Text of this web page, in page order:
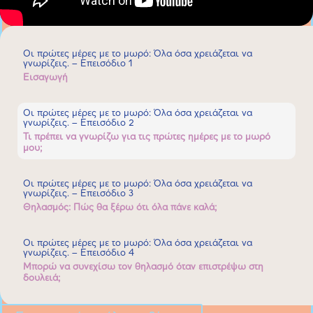
Οι πρώτες μέρες με το μωρό: Όλα όσα χρειάζεται να
γνωρίζεις. – Επεισόδιο 1
Εισαγωγή
Οι πρώτες μέρες με το μωρό: Όλα όσα χρειάζεται να
γνωρίζεις. – Επεισόδιο 2
Τι πρέπει να γνωρίζω για τις πρώτες ημέρες με το μωρό
μου;
Οι πρώτες μέρες με το μωρό: Όλα όσα χρειάζεται να
γνωρίζεις. – Επεισόδιο 3
Θηλασμός: Πώς θα ξέρω ότι όλα πάνε καλά;
Οι πρώτες μέρες με το μωρό: Όλα όσα χρειάζεται να
γνωρίζεις. – Επεισόδιο 4
Μπορώ να συνεχίσω τον θηλασμό όταν επιστρέψω στη
δουλειά;